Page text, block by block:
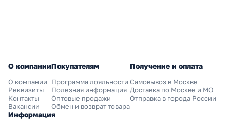
О компании
О компании
Реквизиты
Контакты
Вакансии
Покупателям
Программа лояльности
Полезная информация
Оптовые продажи
Обмен и возврат товара
Получение и оплата
Самовывоз в Москве
Доставка по Москве и МО
Отправка в города России
Информация